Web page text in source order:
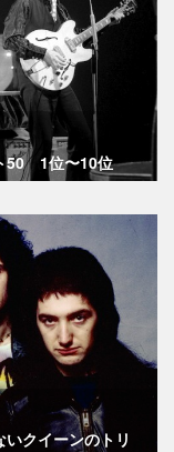
50 1位〜10位
クイーンのトリ